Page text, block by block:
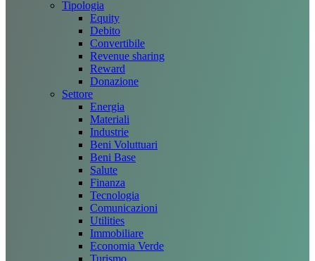
Tipologia
Equity
Debito
Convertibile
Revenue sharing
Reward
Donazione
Settore
Energia
Materiali
Industrie
Beni Voluttuari
Beni Base
Salute
Finanza
Tecnologia
Comunicazioni
Utilities
Immobiliare
Economia Verde
Turismo